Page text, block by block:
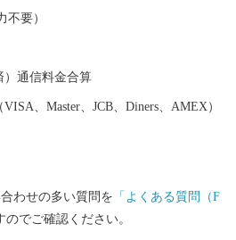
合併し、現在の市域が形成されていま
市として、21世紀にふさわしい国際
取り組んでいます。
不要）
）通信料金合算
、Master、JCB、Diners、AMEX）
わせの多い質問を 「よくある質問（F
でご確認ください。